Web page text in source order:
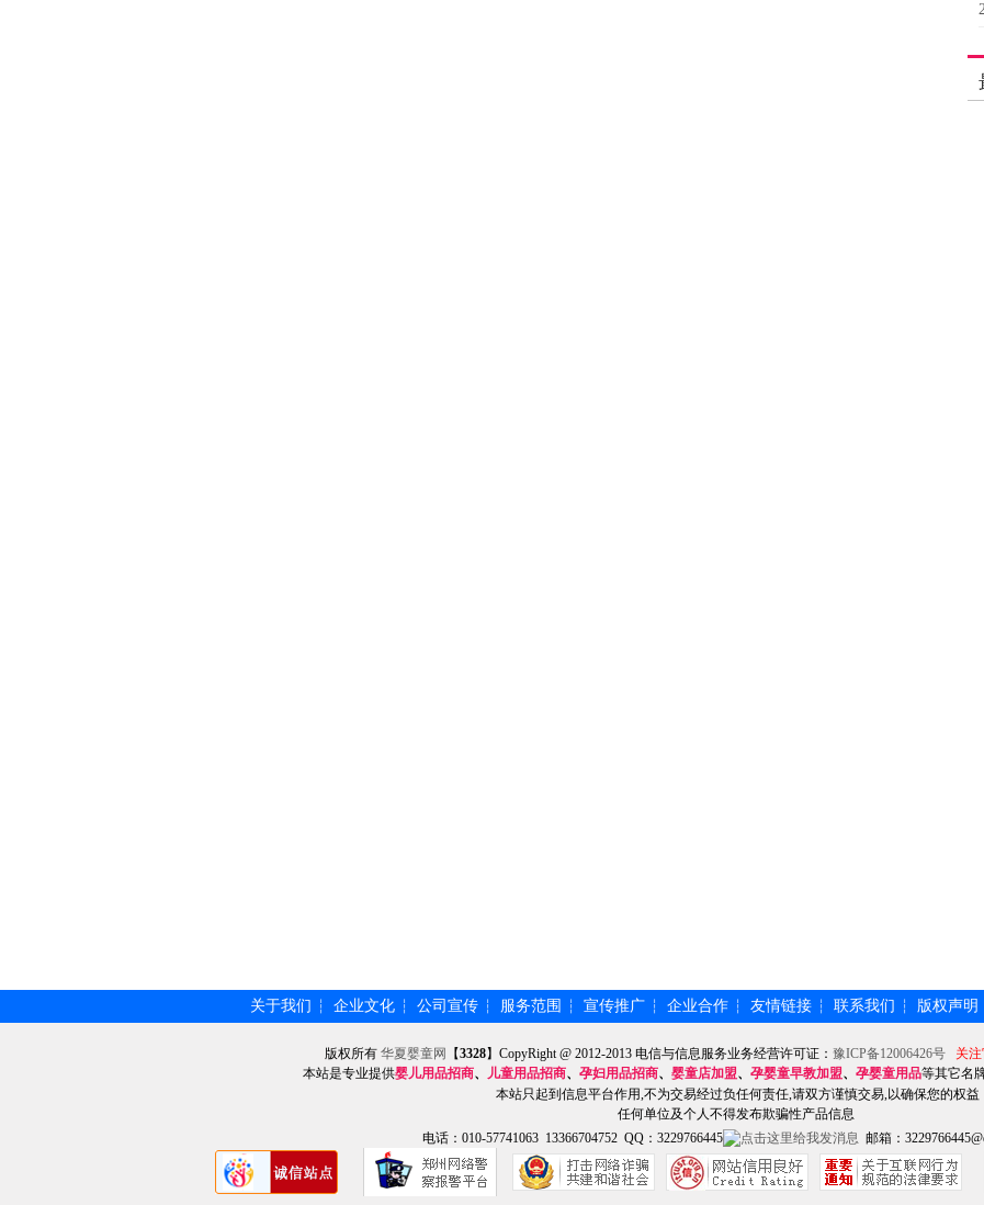
关于我们 ┆ 企业文化 ┆ 公司宣传 ┆ 服务范围 ┆ 宣传推广 ┆ 企业合作 ┆ 友情链接 ┆ 联系我们 ┆ 版权声明
版权所有 华夏婴童网 【3328】CopyRight @ 2012-2013 电信与信息服务业务经营许可证： 豫ICP备12006426号
关
本站是专业提供婴儿用品招商、 儿童用品招商、 孕妇用品招商、 婴童店加盟、 孕婴童早教加盟、 孕婴童用品等其它名
本站只起到信息平台作用,不为交易经过负任何责任,请双方谨慎交易,以确保您的权益
任何单位及个人不得发布欺骗性产品信息
电话：010-57741063 13366704752 QQ：3229766445
邮箱：